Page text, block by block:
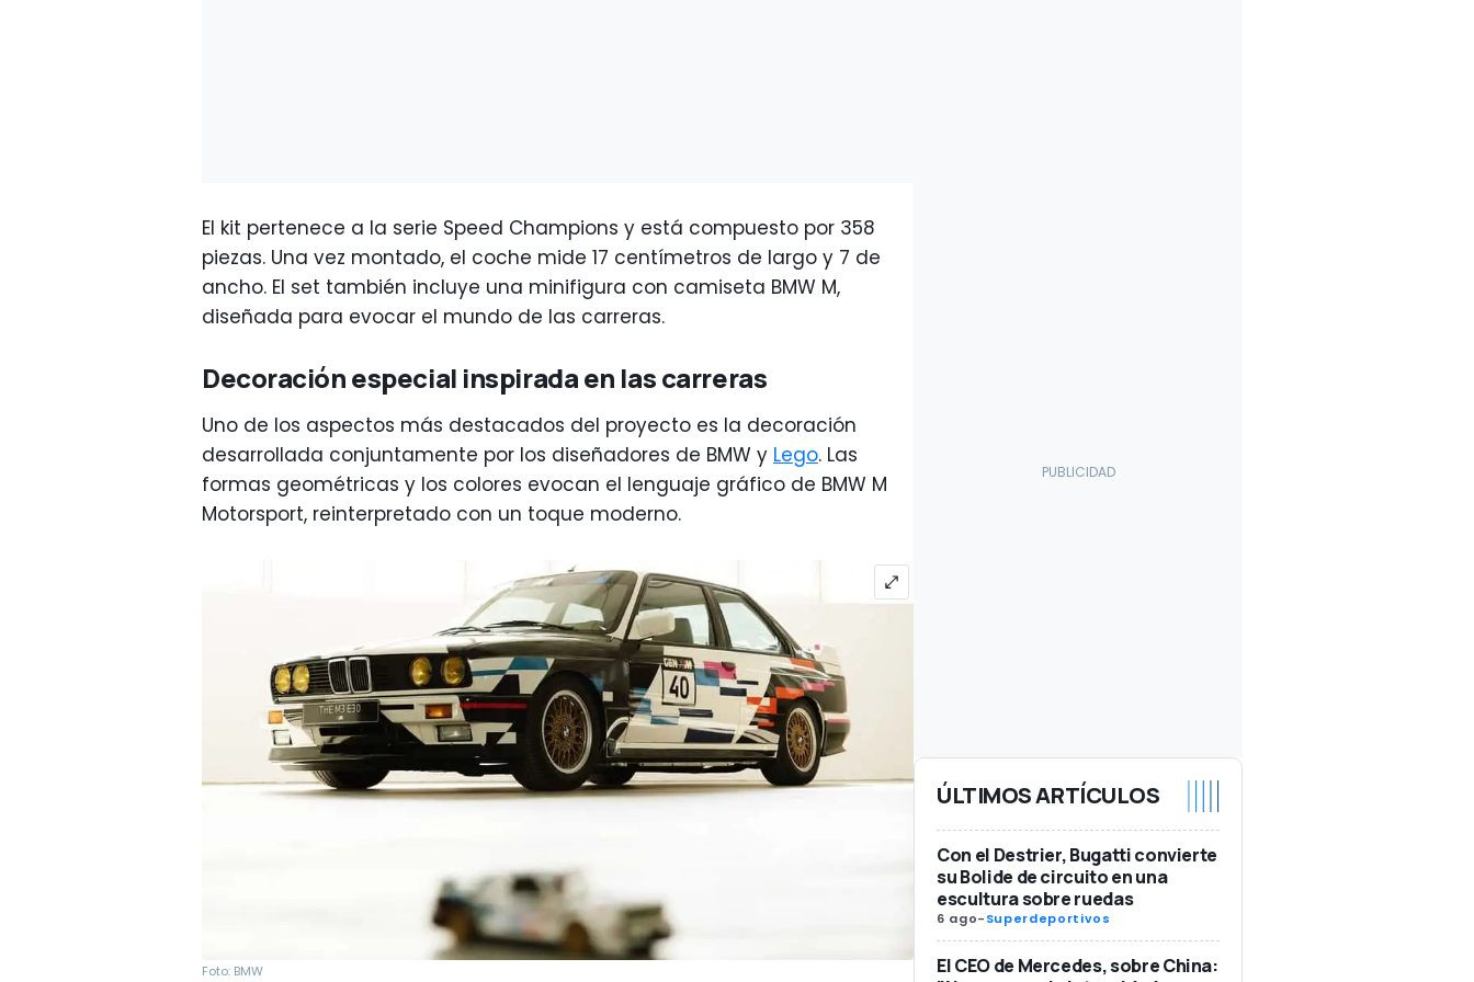
El kit pertenece a la serie Speed Champions y está compuesto por 358
piezas. Una vez montado, el coche mide 17 centímetros de largo y 7 de
ancho. El set también incluye una minifigura con camiseta BMW M,
diseñada para evocar el mundo de las carreras.
Decoración especial inspirada en las carreras
Uno de los aspectos más destacados del proyecto es la decoración
desarrollada conjuntamente por los diseñadores de BMW y Lego. Las
formas geométricas y los colores evocan el lenguaje gráfico de BMW M
Motorsport, reinterpretado con un toque moderno.
Foto: BMW
ÚLTIMOS ARTÍCULOS
Con el Destrier, Bugatti convierte
su Bolide de circuito en una
escultura sobre ruedas
6 ago-Superdeportivos
El CEO de Mercedes, sobre China: